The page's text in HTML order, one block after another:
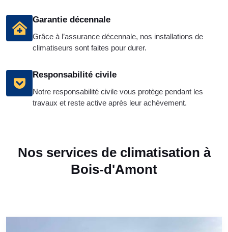
Garantie décennale
Grâce à l’assurance décennale, nos installations de
climatiseurs sont faites pour durer.
Responsabilité civile
Notre responsabilité civile vous protège pendant les
travaux et reste active après leur achèvement.
Nos services de climatisation à
Bois-d'Amont